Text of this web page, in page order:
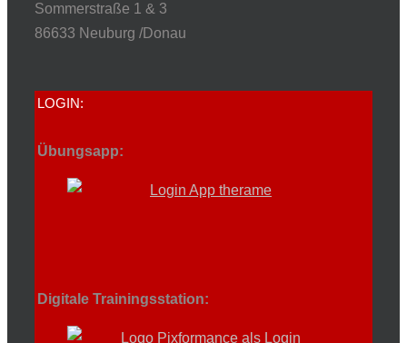
Sommerstraße 1 & 3
86633 Neuburg /Donau
LOGIN:
Übungsapp:
Digitale Trainingsstation: